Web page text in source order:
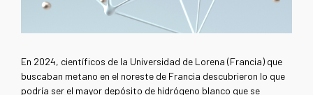
En 2024, científicos de la Universidad de Lorena (Francia) que
buscaban metano en el noreste de Francia descubrieron lo que
podría ser el mayor depósito de hidrógeno blanco que se